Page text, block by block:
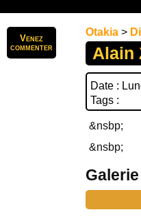
Venez
commenter
Otakia >
Alain
Date :
Tags :
&nsbp;
&nsbp;
Galerie